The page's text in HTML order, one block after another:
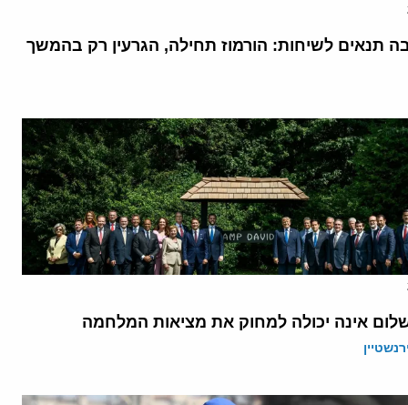
תנאים לשיחות: הורמוז תחילה, הגרעין רק בהמשך
אינה יכולה למחוק את מציאות המלחמה